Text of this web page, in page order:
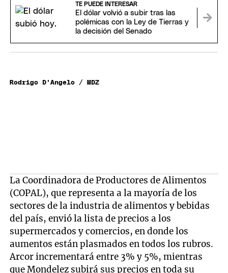
TE PUEDE INTERESAR
El dólar volvió a subir tras las
polémicas con la Ley de Tierras y
la decisión del Senado
Rodrigo D'Angelo / MDZ
La Coordinadora de Productores de Alimentos
(COPAL), que representa a la mayoría de los
sectores de la industria de alimentos y bebidas
del país, envió la lista de precios a los
supermercados y comercios, en donde los
aumentos están plasmados en todos los rubros.
Arcor incrementará entre 3% y 5%, mientras
que Mondelez subirá sus precios en toda su